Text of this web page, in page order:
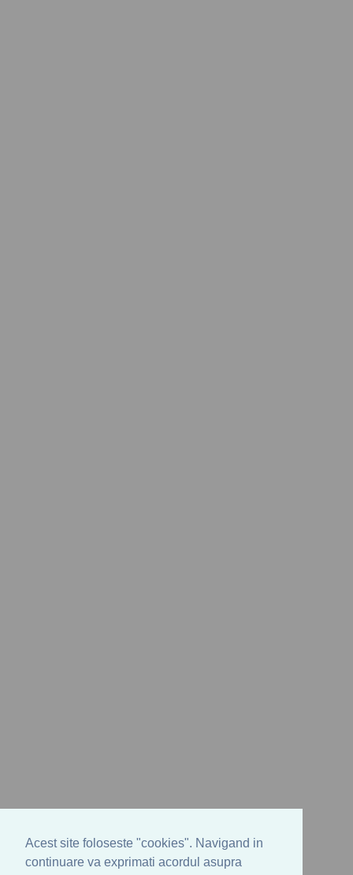
Acest site foloseste "cookies". Navigand in
continuare va exprimati acordul asupra